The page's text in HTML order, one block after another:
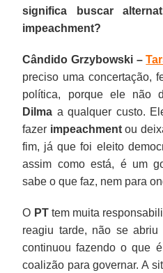
significa buscar
impeachment?
Cândido Grzybowski –
preciso uma concertação,
política, porque ele não
Dilma a qualquer custo.
fazer impeachmentou
fim, já que foi eleito
assim como está, é um
sabe o que faz, nem para
O PTtem muita
reagiu tarde, não se
continuou fazendo o que
coalizão para governar. A